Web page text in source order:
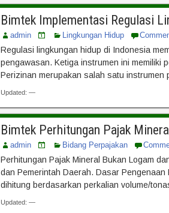
Bimtek Implementasi Regulasi
admin Lingkungan Hidup
Regulasi lingkungan hidup di Indonesia
pengawasan. Ketiga instrumen ini memiliki
Perizinan merupakan salah satu
Updated: —
Bimtek Perhitungan Pajak
admin Bidang Perpajakan
Perhitungan Pajak Mineral Bukan Logam
dan Pemerintah Daerah. Dasar
dihitung berdasarkan perkalian volume/
Updated: —